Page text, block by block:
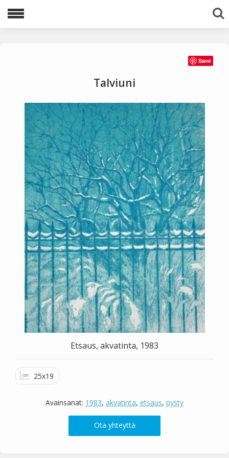
2006 2007 2008 2009 2010
2011 2012 2013 2016 2020
2021 akvatinta Ariadnen lanka avaruus
egyptit etsaus kuivaneula mezzotinto
pysty tuolit vaaka viestejä
Valitse väri
Hae sivustolta
Save
Talviuni
Etsaus, akvatinta, 1983
25x19
Avainsanat: 1983, akvatinta, etsaus, pysty
Ota yhteyttä